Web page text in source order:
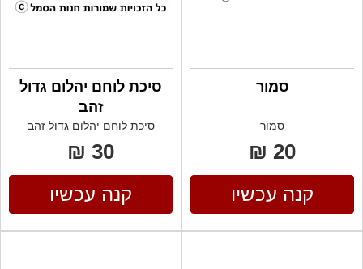
סמור
סמור
20 ₪
קנה עכשיו
סיכת לוחם יהלום גדול
זהב
סיכת לוחם יהלום גדול זהב
30 ₪
קנה עכשיו